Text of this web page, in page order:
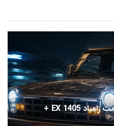
شرایط فروش وانت نیسان و قیمت زامیاد EX 1405 +